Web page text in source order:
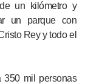
un kilómetro y
un parque con
Rey y todo el
350 mil personas